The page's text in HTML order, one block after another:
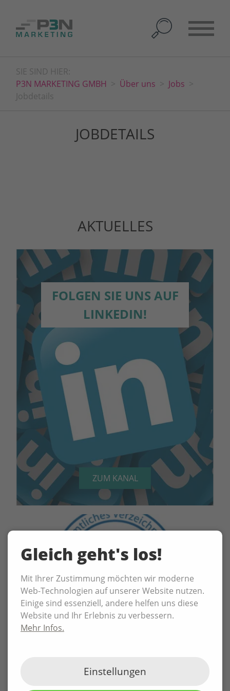
SIE SIND HIER:
P3N MARKETING GMBH
Über uns
Jobs
Jobdetails
JOBDETAILS
AKTUELLES
FOLGEN SIE UNS AUF
LINKEDIN!
ZUM KANAL
P3N MARKETING GMBH offiziell
Gleich geht's los!
Mit Ihrer Zustimmung möchten wir moderne
Web-Technologien auf unserer Website nutzen.
Einige sind essenziell, andere helfen uns diese
Website und Ihr Erlebnis zu verbessern.
Mehr Infos.
Einstellungen